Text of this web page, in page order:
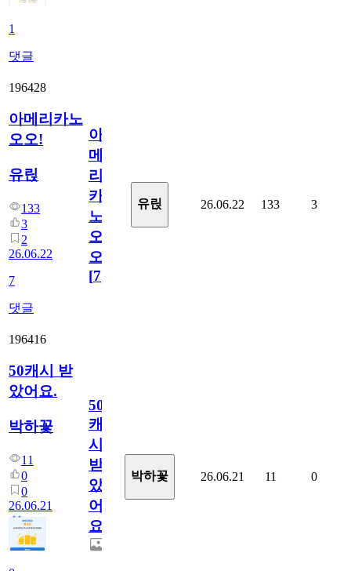
1
댓글
196428
아메리카노
오오!
유릱
133
3
2
26.06.22
7
댓글
아
메
리
카
노
오
오!
[7]
유릱 26.06.22 133 3
196416
50캐시 받
았어요.
박하꽃
11
0
0
26.06.21
50
캐
시
받
았
어
요.
박하꽃 26.06.21 11 0